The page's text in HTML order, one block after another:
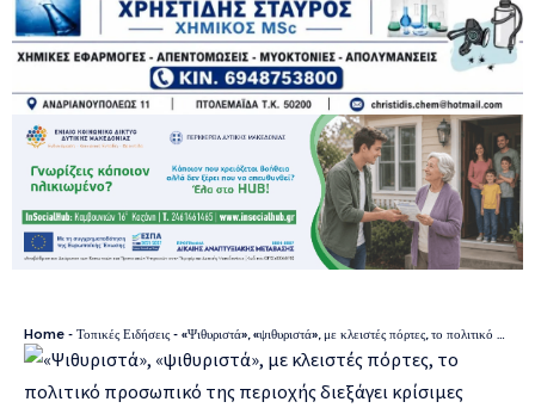
Home - Τοπικές Ειδήσεις - «Ψιθυριστά», «ψιθυριστά», με κλειστές πόρτες, το πολιτικό προσωπικό της περιοχής διεξάγει κρίσιμες συζητήσεις για το μέλλον της περιοχής κι επιδιωκόμενη συνάντηση της ΠΕΔ με τον Πρωθυπουργό. αποκλείοντας τα ΜΜΕ και κατ ‘επέκταση τους πολίτες (Βίντεο & Φωτογραφίες)